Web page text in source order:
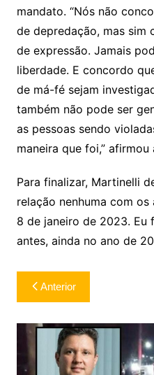
mandato. “Nós não
de depredação, mas sim
de expressão. Jamais
liberdade. E concordo
de má-fé sejam
também não pode ser
as pessoas sendo
maneira que foi,” afirmou
Para finalizar, Martinelli
relação nenhuma com
8 de janeiro de 2023. Eu
antes, ainda no ano de
Navegação
de
Post
Anterior